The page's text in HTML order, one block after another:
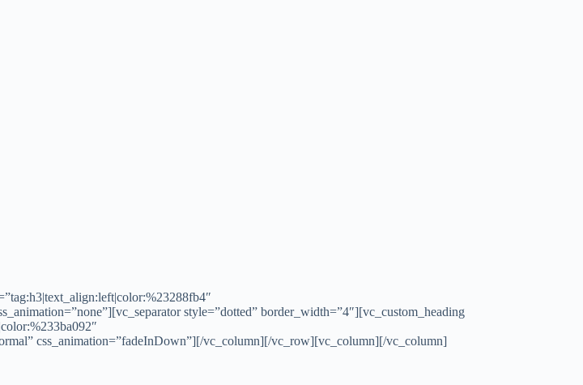
style=”dotted” border_width=”4″][vc_custom_heading
css_animation=”fadeInDown”][/vc_column][/vc_row][vc_column][/vc_column]